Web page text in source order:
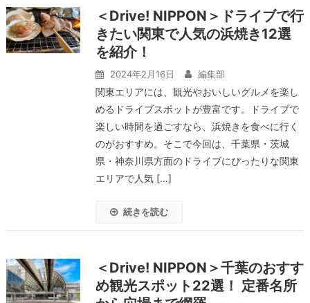
＜Drive! NIPPON＞ドライブで行
きたい関東で人気の浜焼き12選
を紹介！
2024年2月16日 編集部
関東エリアには、観光やおいしいグルメを楽し
めるドライブスポットが豊富です。ドライブで
楽しい時間を過ごすなら、浜焼きを食べに行く
のがおすすめ。そこで今回は、千葉県・茨城
県・神奈川県方面のドライブにぴったりな関東
エリアで人気 […]
続きを読む
＜Drive! NIPPON＞千葉のおすす
め観光スポット22選！ 定番名所